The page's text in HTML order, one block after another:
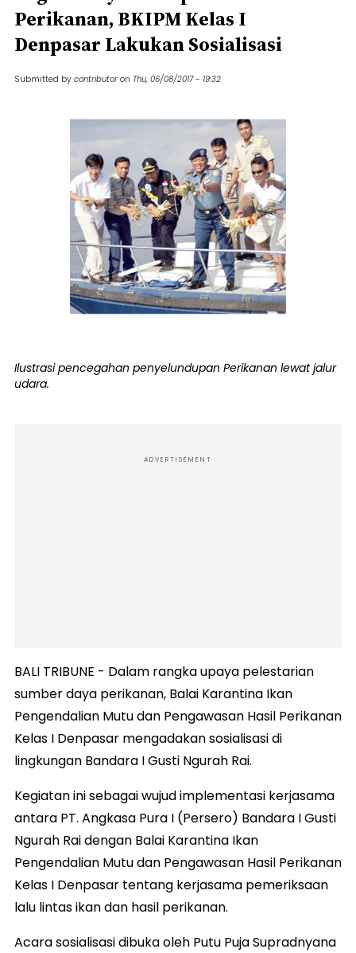
Perikanan, BKIPM Kelas I
Denpasar Lakukan Sosialisasi
Submitted by contributor on Thu, 06/08/2017 - 19:32
Ilustrasi pencegahan penyelundupan Perikanan lewat jalur
udara.
ADVERTISEMENT
BALI TRIBUNE - Dalam rangka upaya pelestarian
sumber daya perikanan, Balai Karantina Ikan
Pengendalian Mutu dan Pengawasan Hasil Perikanan
Kelas I Denpasar mengadakan sosialisasi di
lingkungan Bandara I Gusti Ngurah Rai.
Kegiatan ini sebagai wujud implementasi kerjasama
antara PT. Angkasa Pura I (Persero) Bandara I Gusti
Ngurah Rai dengan Balai Karantina Ikan
Pengendalian Mutu dan Pengawasan Hasil Perikanan
Kelas I Denpasar tentang kerjasama pemeriksaan
lalu lintas ikan dan hasil perikanan.
Acara sosialisasi dibuka oleh Putu Puja Supradnyana